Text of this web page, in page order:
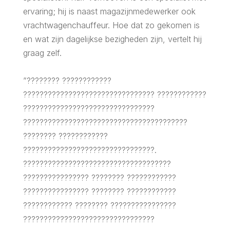
ervaring; hij is naast magazijnmedewerker ook
vrachtwagenchauffeur. Hoe dat zo gekomen is
en wat zijn dagelijkse bezigheden zijn, vertelt hij
graag zelf.
”???????? ????????????
???????????????????????????????? ????????????
????????????????????????????????
????????????????????????????????????????
???????? ????????????
????????????????????????????????.
????????????????????????????????????
???????????????? ???????? ????????????
???????????????? ???????? ????????????
???????????? ???????? ????????????????
????????????????????????????????